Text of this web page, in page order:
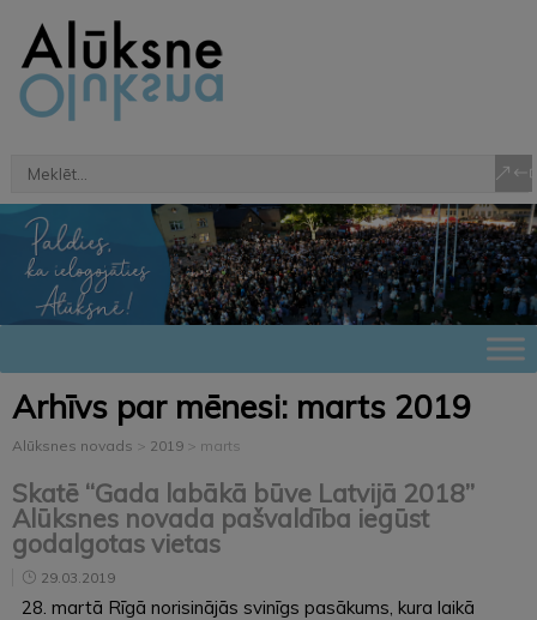
Arhīvs par mēnesi: marts 2019
Alūksnes novads > 2019 > marts
Skatē “Gada labākā būve Latvijā 2018”
Alūksnes novada pašvaldība iegūst
godalgotas vietas
29.03.2019
28. martā Rīgā norisinājās svinīgs pasākums, kura laikā